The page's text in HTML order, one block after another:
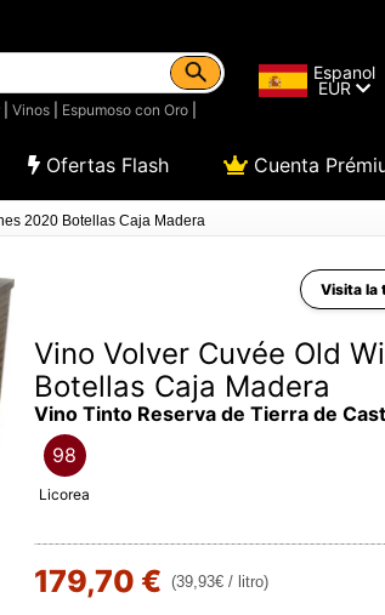
| Vinos| Espumoso con Oro|
Espanol
EUR
Ofertas Flash Cuenta
2020 Botellas Caja Madera
Visita la
Vino Volver Cuvée Old
Botellas Caja Madera
Vino Tinto Reserva de Tierra de
98
Licorea
179,70 € (39,93€ / litro)